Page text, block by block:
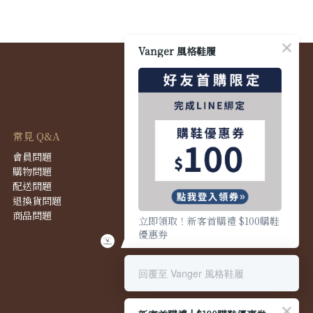
常見 Q&A
會員問題
購物問題
配送問題
退換貨問題
商品問題
Vanger 風格鞋履
立即領取！新客首購禮 $100購鞋
優惠券
回覆至 Vanger 風格鞋履